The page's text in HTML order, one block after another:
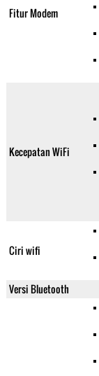
Fitur Modem
Kecepatan WiFi
Ciri wifi
Versi Bluetooth